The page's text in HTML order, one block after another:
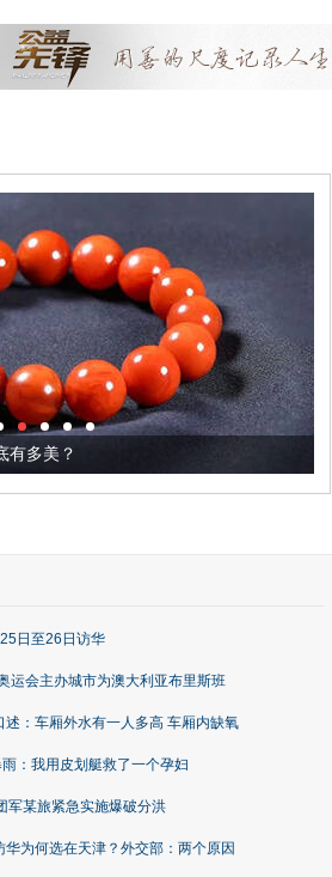
有多美？
日至26日访华
运会主办城市为澳大利亚布里斯班
述：车厢外水有一人多高 车厢内缺氧
：我用皮划艇救了一个孕妇
军某旅紧急实施爆破分洪
为何选在天津？外交部：两个原因